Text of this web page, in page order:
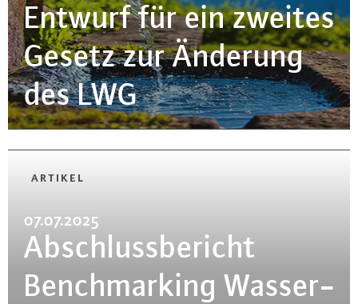
Entwurf für ein zweites
Gesetz zur Änderung
des LWG
ARTIKEL
07.07.2025
Ab­schluss­be­richt
Bench­mar­king Was­ser­